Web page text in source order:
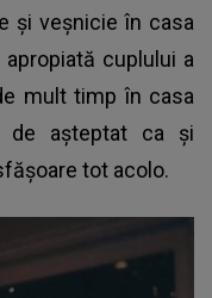
și veșnicie în casa
cuplului a
mult timp în casa
așteptat ca și
tot acolo.